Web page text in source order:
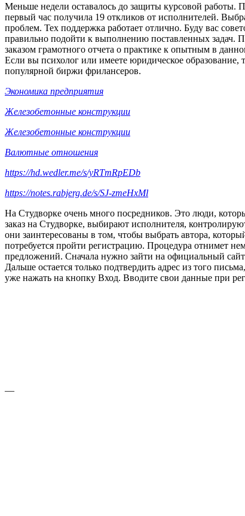
Меньше недели оставалось до защиты курсовой работы.
первый час получила 19 откликов от исполнителей.
проблем. Тех поддержка работает отлично. Буду вас
правильно подойти к выполнению поставленных задач.
заказом грамотного отчета о практике к опытным в
Если вы психолог или имеете юридическое
популярной биржи фрилансеров.
Экономика предприятия
Железобетонные конструкции
Железобетонные конструкции
Валютные отношения
https://hd.wedler.me/s/yRTmRpEDb
https://notes.rabjerg.de/s/SJ-zmeHxMl
На Студворке очень много посредников. Это люди,
заказ на Студворке, выбирают исполнителя,
они заинтересованы в том, чтобы выбрать автора,
потребуется пройти регистрацию. Процедура отнимет
предложений. Сначала нужно зайти на официальный
Дальше остается только подтвердить адрес из того
уже нажать на кнопку Вход. Вводите свои данные при
—